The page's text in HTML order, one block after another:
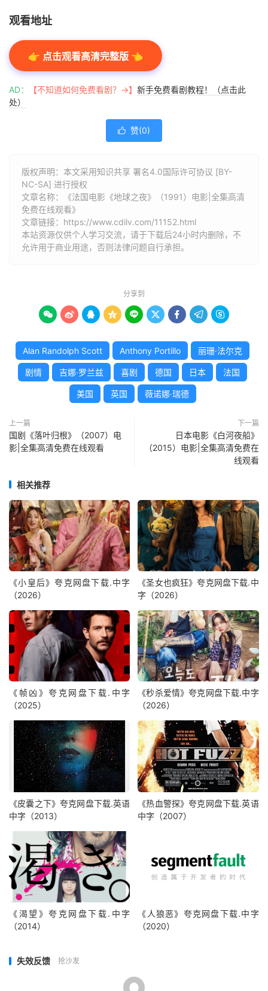
观看地址
👉 点击观看高清完整版 👈
AD： 【不知道如何免费看剧？→】 新手免费看剧教程！（点击此
处）
 赞(0)
版权声明：本文采用知识共享 署名4.0国际许可协议 [BY-
NC-SA] 进行授权
文章名称：《法国电影《地球之夜》（1991）电影|全集高清
免费在线观看》
文章链接： https://www.cdilv.com/11152.html
本站资源仅供个人学习交流，请于下载后24小时内删除，不
允许用于商业用途，否则法律问题自行承担。
分享到
        
Alan Randolph Scott Anthony Portillo 丽珊·法尔克
剧情 吉娜·罗兰兹 喜剧 德国 日本 法国
美国 英国 薇诺娜·瑞德
上一篇
国剧《落叶归根》（2007）电
影|全集高清免费在线观看
下一篇
日本电影《白河夜船》
（2015）电影|全集高清免费在
线观看
相关推荐
《小皇后》夸克网盘下载.中字
（2026）
《圣女也疯狂》夸克网盘下载.中
字（2026）
《帧凶》夸克网盘下载.中字
（2025）
《秒杀爱情》夸克网盘下载.中字
（2026）
《皮囊之下》夸克网盘下载.英语
中字（2013）
《热血警探》夸克网盘下载.英语
中字（2007）
《渴望》夸克网盘下载.中字
（2014）
《人狼恶》夸克网盘下载.中字
（2020）
失效反馈 抢沙发